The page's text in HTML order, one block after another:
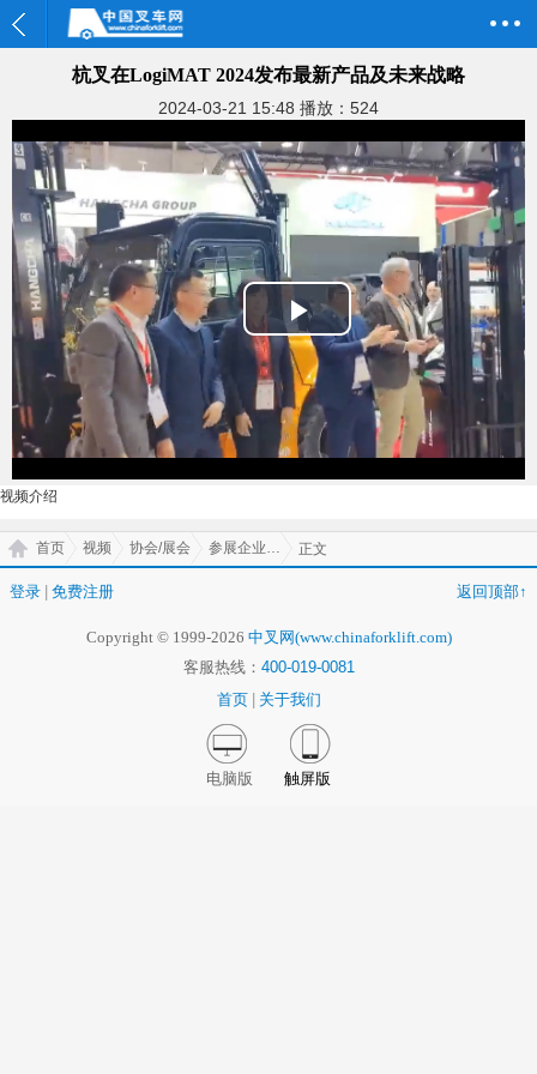
杭叉在LogiMAT 2024发布最新产品及未来战略
2024-03-21 15:48 播放：524
Play
Video
视频介绍
首页 视频 协会/展会 参展企业风采 正文
登录 免费注册 返回顶部↑
Copyright © 1999-2026 中叉网(www.chinaforklift.com)
客服热线： 400-019-0081
首页
关于我们
电脑版 触屏版